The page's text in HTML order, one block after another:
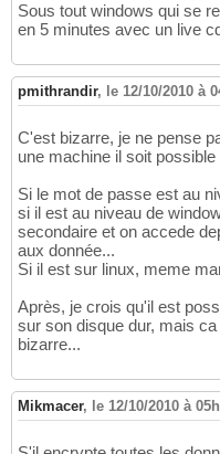
Sous tout windows qui se
en 5 minutes avec un live
pmithrandir, le 12/10/2010 à
C'est bizarre, je ne pense
une machine il soit
Si le mot de passe est au
si il est au niveau de
secondaire et on accede
aux donnée...
Si il est sur linux, meme
Après, je crois qu'il est
sur son disque dur, mais
bizarre...
Mikmacer, le 12/10/2010 à